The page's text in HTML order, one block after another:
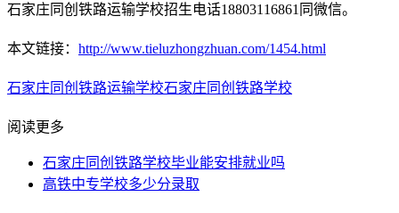
石家庄同创铁路运输学校招生电话18803116861同微信。
本文链接： http://www.tieluzhongzhuan.com/1454.html
石家庄同创铁路运输学校石家庄同创铁路学校
阅读更多
石家庄同创铁路学校毕业能安排就业吗
高铁中专学校多少分录取